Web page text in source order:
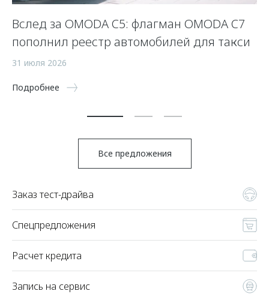
Вслед за OMODA C5: флагман OMODA C7
пополнил реестр автомобилей для такси
31 июля 2026
Подробнее
Все предложения
Заказ тест-драйва
Спецпредложения
Расчет кредита
Запись на сервис